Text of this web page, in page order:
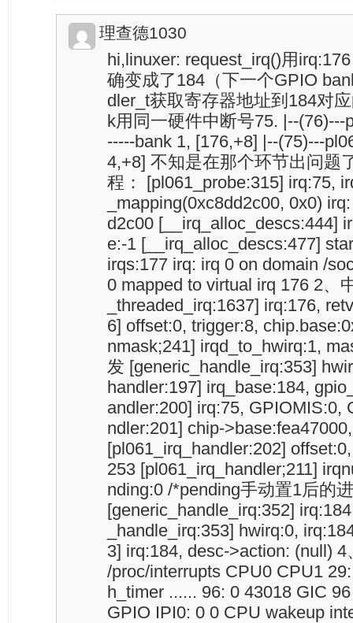
理查德1030
hi,linuxer: request_irq()用
确变成了184（下一个GPIO
dler_t获取寄存器地址到184对
k用同一硬件中断号75. |--(76)---
-----bank 1, [176,+8] |--(75)---
4,+8] 不知是在那个环节出问题
程： [pl061_probe:315] irq:75,
_mapping(0xc8dd2c00, 0x0)
d2c00 [__irq_alloc_descs:444]
e:-1 [__irq_alloc_descs:477]
irqs:177 irq: irq 0 on domain /
0 mapped to virtual irq 176 2、
_threaded_irq:1637] irq:176,
6] offset:0, trigger:8,
nmask;241] irqd_to_hwirq:1,
发 [generic_handle_irq:353]
handler:197] irq_base:184,
andler:200] irq:75, GPIOMIS:0,
ndler:201] chip-
[pl061_irq_handler:202]
253 [pl061_irq_handler;211]
nding:0 /*pending手动置1后的
[generic_handle_irq:352]
_handle_irq:353] hwirq:0,
3] irq:184, desc->action: (null)
/proc/interrupts CPU0 CPU1
h_timer ...... 96: 0 43018 GIC
GPIO IPI0: 0 0 CPU wakeup